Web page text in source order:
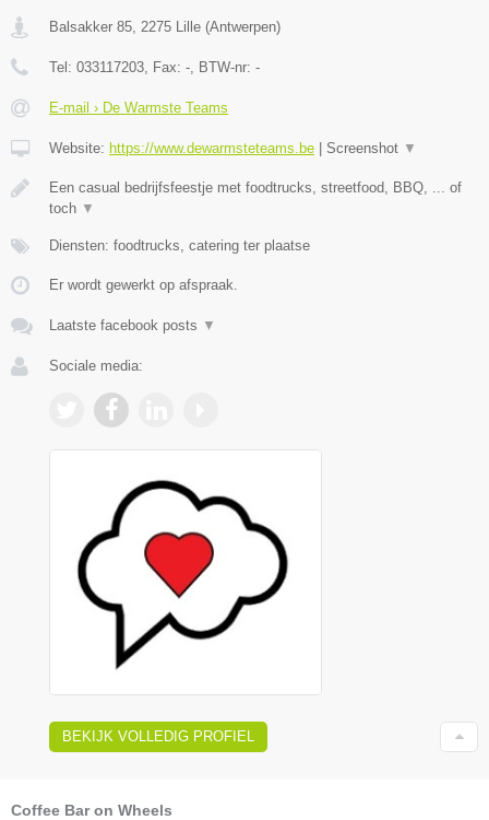
Balsakker 85 2275 Lille (Antwerpen)
Tel: 033117203 , Fax: - , BTW-nr: -
E-mail › De Warmste Teams
Website: https://www.dewarmsteteams.be | Screenshot ▼
Een casual bedrijfsfeestje met foodtrucks, streetfood, BBQ, ... of
toch ▼
Diensten: foodtrucks, catering ter plaatse
Er wordt gewerkt op afspraak.
Laatste facebook posts ▼
Sociale media:
BEKIJK VOLLEDIG PROFIEL
Coffee Bar on Wheels